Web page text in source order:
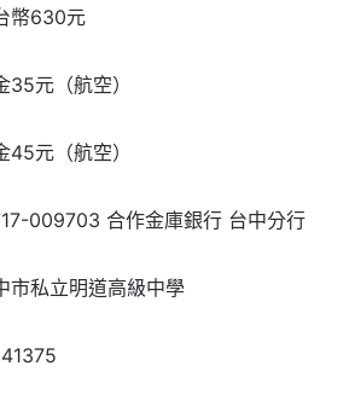
幣630元
元（航空）
元（航空）
009703 合作金庫銀行 台中分行
市私立明道高級中學